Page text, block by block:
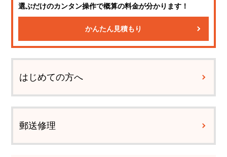
選ぶだけのカンタン操作で概算の料金が分かります！
かんたん見積もり
はじめての方へ
郵送修理